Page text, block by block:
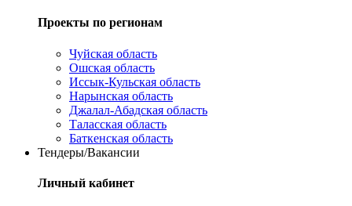
Проекты по регионам
Чуйская область
Ошская область
Иссык-Кульская область
Нарынская область
Джалал-Абадская область
Таласская область
Баткенская область
Тендеры/Вакансии
Личный кабинет